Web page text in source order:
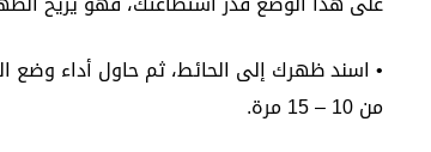
من 10 – 15 مرة.